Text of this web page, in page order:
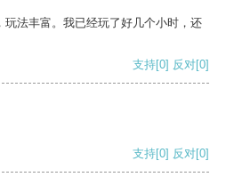
法丰富。我已经玩了好几个小时，还
支持[0] 反对[0]
支持[0] 反对[0]